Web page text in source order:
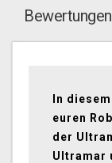
In
euren
der
Ultramar